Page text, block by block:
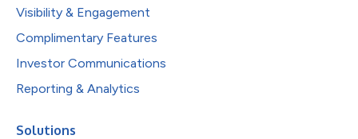
Visibility & Engagement
Complimentary Features
Investor Communications
Reporting & Analytics
Solutions